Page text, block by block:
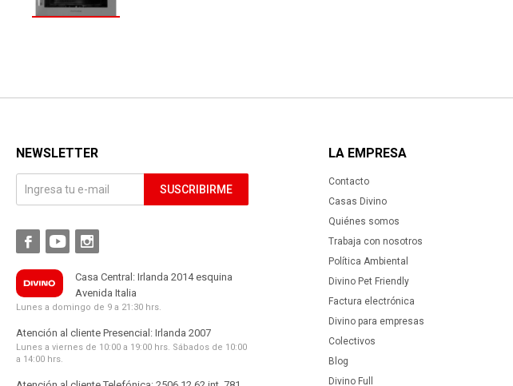
LA EMPRESA
Contacto
Casas Divino
Quiénes somos
Trabaja con nosotros
Política Ambiental
Divino Pet Friendly
Factura electrónica
Divino para empresas
Colectivos
Blog
Divino Full
NEWSLETTER
SUSCRIBIRME
  
Casa Central: Irlanda 2014 esquina
Avenida Italia
Lunes a domingo de 9 a 21:30 hrs.
Atención al cliente Presencial: Irlanda 2007
Lunes a viernes de 10:00 a 19:00 hrs. Sábados de 10:00
a 14:00 hrs.